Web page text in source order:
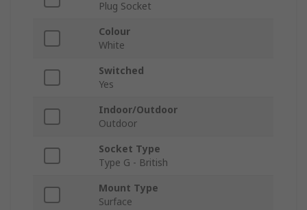
Plug Socket
Colour
White
Switched
Yes
Indoor/Outdoor
Outdoor
Socket Type
Type G - British
Mount Type
Surface